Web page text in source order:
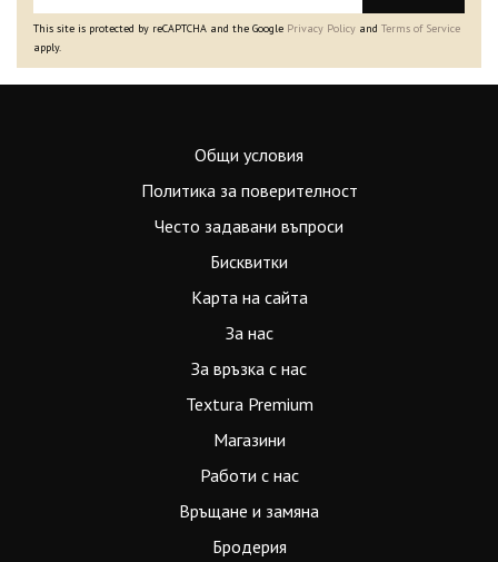
This site is protected by reCAPTCHA and the Google Privacy Policy and Terms of Service
apply.
Общи условия
Политика за поверителност
Често задавани въпроси
Бисквитки
Карта на сайта
За нас
За връзка с нас
Textura Premium
Магазини
Работи с нас
Връщане и замяна
Бродерия